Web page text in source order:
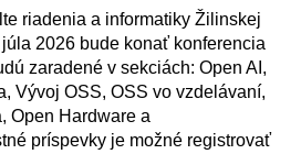
riadenia a informatiky Žilinskej
2026 bude konať konferencia
zaradené v sekciách: Open AI,
Vývoj OSS, OSS vo vzdelávaní,
Open Hardware a
príspevky je možné registrovať